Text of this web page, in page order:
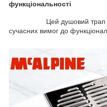
функціональності
Цей душовий трап
сучасних вимог до